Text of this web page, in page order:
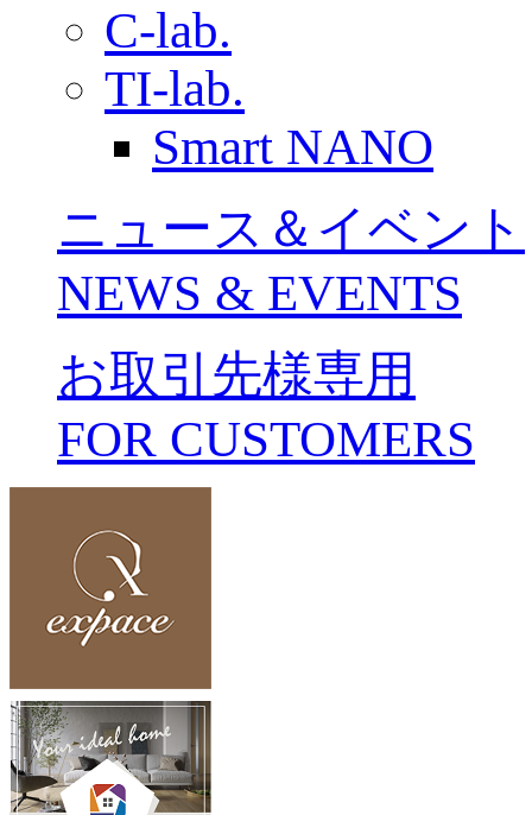
C-lab.
TI-lab.
Smart NANO
ニュース＆イベント
NEWS & EVENTS
お取引先様専用
FOR CUSTOMERS